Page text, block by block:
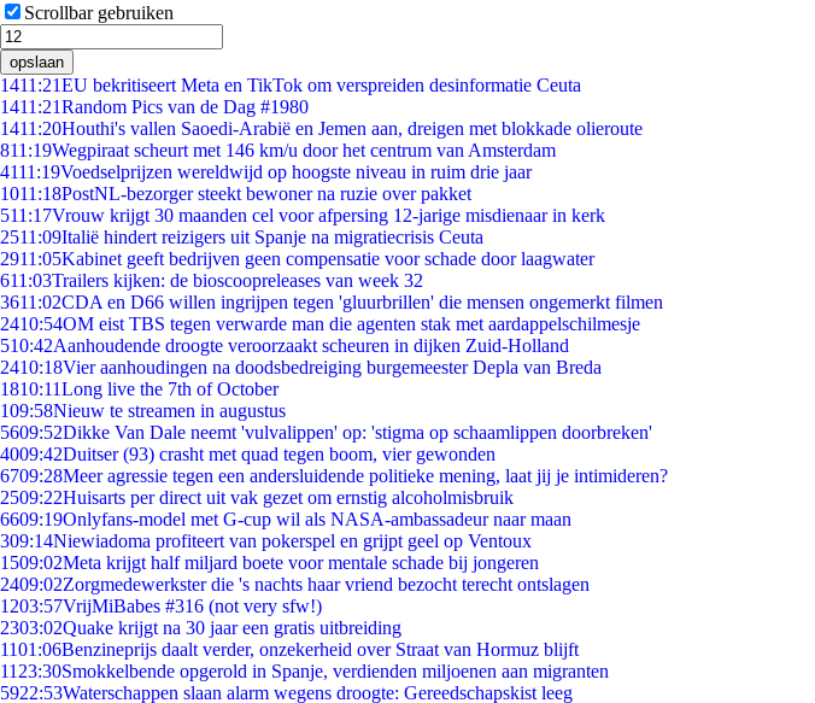
Scrollbar gebruiken
opslaan
1411:21EU bekritiseert Meta en TikTok om verspreiden desinformatie Ceuta
1411:21Random Pics van de Dag #1980
1411:20Houthi's vallen Saoedi-Arabië en Jemen aan, dreigen met blokkade olieroute
811:19Wegpiraat scheurt met 146 km/u door het centrum van Amsterdam
4111:19Voedselprijzen wereldwijd op hoogste niveau in ruim drie jaar
1011:18PostNL-bezorger steekt bewoner na ruzie over pakket
511:17Vrouw krijgt 30 maanden cel voor afpersing 12-jarige misdienaar in kerk
2511:09Italië hindert reizigers uit Spanje na migratiecrisis Ceuta
2911:05Kabinet geeft bedrijven geen compensatie voor schade door laagwater
611:03Trailers kijken: de bioscoopreleases van week 32
3611:02CDA en D66 willen ingrijpen tegen 'gluurbrillen' die mensen ongemerkt filmen
2410:54OM eist TBS tegen verwarde man die agenten stak met aardappelschilmesje
510:42Aanhoudende droogte veroorzaakt scheuren in dijken Zuid-Holland
2410:18Vier aanhoudingen na doodsbedreiging burgemeester Depla van Breda
1810:11Long live the 7th of October
109:58Nieuw te streamen in augustus
5609:52Dikke Van Dale neemt 'vulvalippen' op: 'stigma op schaamlippen doorbreken'
4009:42Duitser (93) crasht met quad tegen boom, vier gewonden
6709:28Meer agressie tegen een andersluidende politieke mening, laat jij je intimideren?
2509:22Huisarts per direct uit vak gezet om ernstig alcoholmisbruik
6609:19Onlyfans-model met G-cup wil als NASA-ambassadeur naar maan
309:14Niewiadoma profiteert van pokerspel en grijpt geel op Ventoux
1509:02Meta krijgt half miljard boete voor mentale schade bij jongeren
2409:02Zorgmedewerkster die 's nachts haar vriend bezocht terecht ontslagen
1203:57VrijMiBabes #316 (not very sfw!)
2303:02Quake krijgt na 30 jaar een gratis uitbreiding
1101:06Benzineprijs daalt verder, onzekerheid over Straat van Hormuz blijft
11 23:30Smokkelbende opgerold in Spanje, verdienden miljoenen aan migranten
5922:53Waterschappen slaan alarm wegens droogte: Gereedschapskist leeg